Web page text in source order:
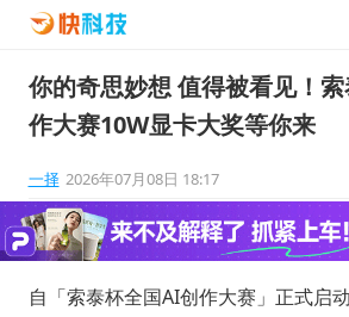
你的奇思妙想 值得被看见！
作大赛10W显卡大奖等你来
一择 2026年07月08日 18:17
自「索泰杯全国AI创作大赛」正式启